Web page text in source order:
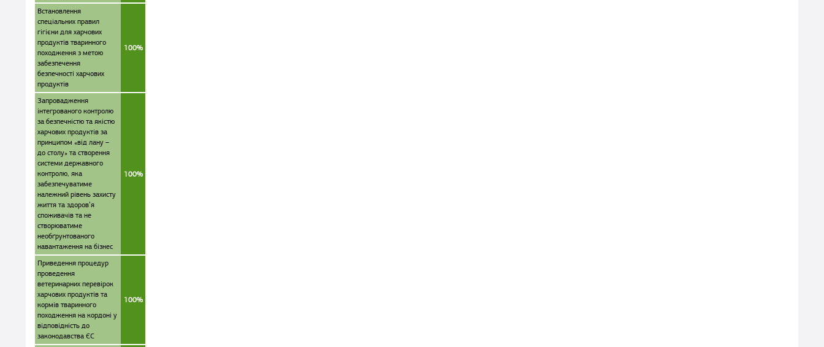
Встановлення
спеціальних правил
гігієни для харчових
продуктів тваринного
походження з метою
забезпечення
безпечності харчових
продуктів
100%
Запровадження
інтегрованого контролю
за безпечністю та якістю
харчових продуктів за
принципом «від лану –
до столу» та створення
системи державного
контролю, яка
забезпечуватиме
належний рівень захисту
життя та здоров’я
споживачів та не
створюватиме
необґрунтованого
навантаження на бізнес
100%
Приведення процедур
проведення
ветеринарних перевірок
харчових продуктів та
кормів тваринного
походження на кордоні у
відповідність до
законодавства ЄС
100%